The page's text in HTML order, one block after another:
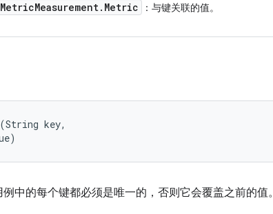
MetricMeasurement. Metric ：与键关联的值。
key,
中的每个键都必须是唯一的，否则它会覆盖之前的值。